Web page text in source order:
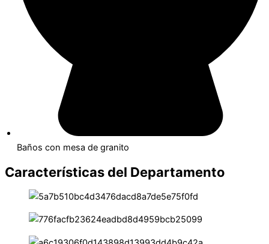
Baños con mesa de granito
Características del Departamento